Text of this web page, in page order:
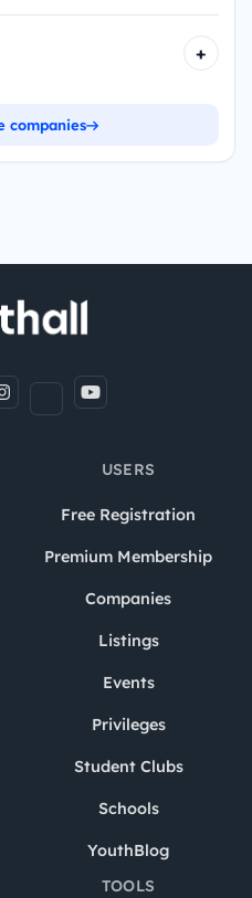
+
companies
USERS
Free Registration
Premium Membership
Companies
Listings
Events
Privileges
Student Clubs
Schools
YouthBlog
TOOLS